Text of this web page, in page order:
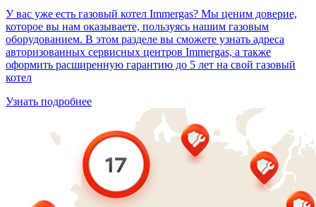
У вас уже есть газовый котел Immergas? Мы ценим доверие,
которое вы нам оказываете, пользуясь нашим газовым
оборудованием. В этом разделе вы сможете узнать адреса
авторизованных сервисных центров Immergas, а также
оформить расширенную гарантию до 5 лет на свой газовый
котел
Узнать подробнее